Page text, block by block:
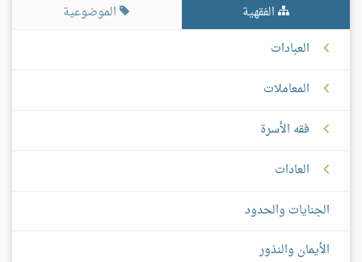
الفقهية
الموضوعية
العبادات
المعاملات
فقه الأسرة
العادات
الجنايات والحدود
الأيمان والنذور